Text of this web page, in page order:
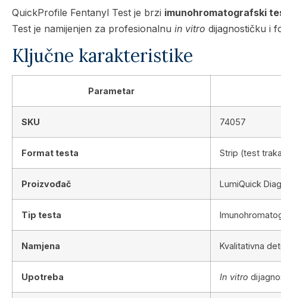
QuickProfile Fentanyl Test je brzi imunohromatografski
Test je namijenjen za profesionalnu in vitro dijagnostičku i
Ključne karakteristike
Parametar
SKU 74057
Format testa Strip (test
Proizvođač LumiQuick
Tip testa
Namjena Kvalitativna
Upotreba In vitro